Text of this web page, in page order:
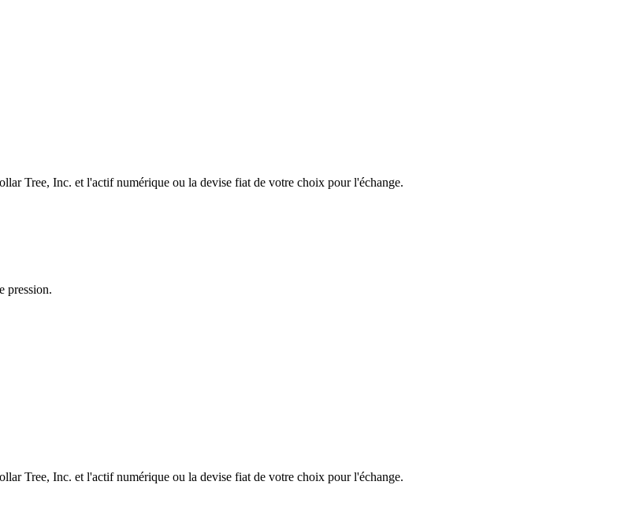
Tree, Inc. et l'actif numérique ou la devise fiat de votre choix pour l'échange.
pression.
Tree, Inc. et l'actif numérique ou la devise fiat de votre choix pour l'échange.